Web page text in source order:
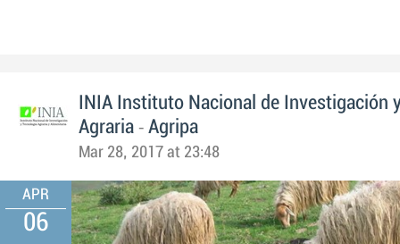
INIA Instituto Nacional de Investigación
Agraria - Agripa
Mar 28, 2017 at 23:48
APR
06